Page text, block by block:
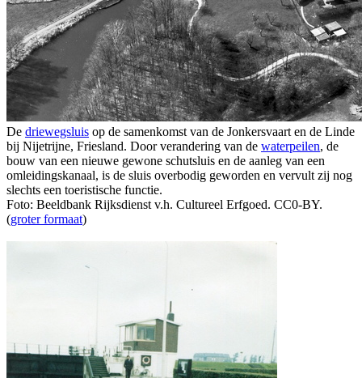
De driewegsluis op de samenkomst van de Jonkersvaart en de Linde
bij Nijetrijne, Friesland. Door verandering van de waterpeilen, de
bouw van een nieuwe gewone schutsluis en de aanleg van een
omleidingskanaal, is de sluis overbodig geworden en vervult zij nog
slechts een toeristische functie.
Foto: Beeldbank Rijksdienst v.h. Cultureel Erfgoed. CC0-BY.
(groter formaat)